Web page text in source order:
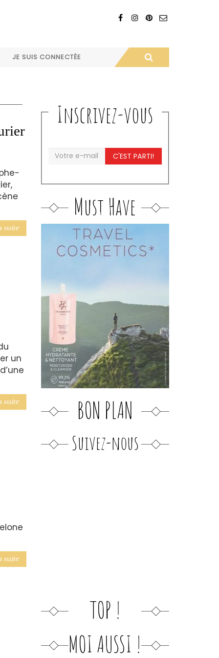
JE SUIS CONNECTÉE
suite
un
suite
suite
Inscrivez-vous
C'EST PARTI!
Must Have
BON PLAN
Suivez-nous
TOP !
MOI AUSSI !